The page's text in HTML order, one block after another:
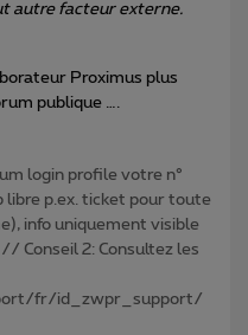
autre facteur externe.
Proximus plus
publique ….
login profile votre n°
libre p.ex. ticket pour toute
info uniquement visible
Conseil 2: Consultez les
fr/id_zwpr_support/